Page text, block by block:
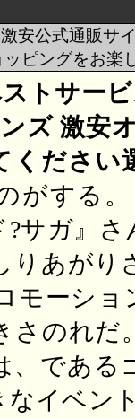
安公式通販サ
ッピングをお楽
トサー
ズ 激安
ください
がする
?サガ』
りあがり
モーシ
さのれだ
、である
イベン